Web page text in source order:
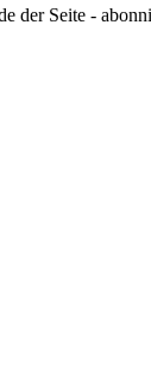
der Seite -